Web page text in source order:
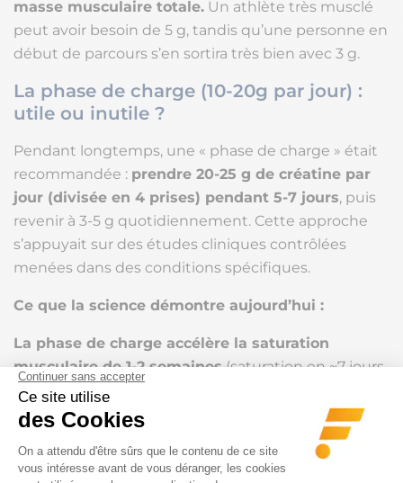
masse musculaire totale. Un athlète très musclé
peut avoir besoin de 5 g, tandis qu’une personne en
début de parcours s’en sortira très bien avec 3 g.
La phase de charge (10-20g par jour) :
utile ou inutile ?
Pendant longtemps, une « phase de charge » était
recommandée : prendre 20-25 g de créatine par
jour (divisée en 4 prises) pendant 5-7 jours, puis
revenir à 3-5 g quotidiennement. Cette approche
s’appuyait sur des études cliniques contrôlées
menées dans des conditions spécifiques.
Ce que la science démontre aujourd’hui :
La phase de charge accélère la saturation
musculaire de 1-2 semaines(saturation en ~7 jours
au lieu de 8-10 jours).
avantage supplémentaire
au-delà de cette
Inconvénients de la phase de charge :